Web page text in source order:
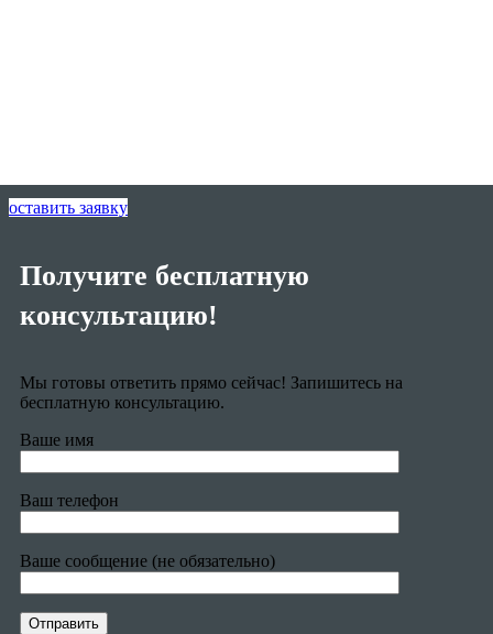
оставить заявку
Получите бесплатную
консультацию!
Мы готовы ответить прямо сейчас! Запишитесь на
бесплатную консультацию.
Ваше имя
Ваш телефон
Ваше сообщение (не обязательно)